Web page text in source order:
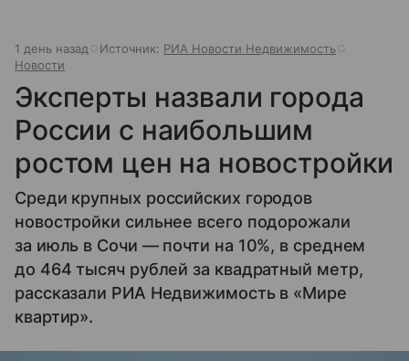
1 день назад Источник: РИА Новости Недвижимость
Новости
Эксперты назвали города
России с наибольшим
ростом цен на новостройки
Среди крупных российских городов
новостройки сильнее всего подорожали
за июль в Сочи — почти на 10%, в среднем
до 464 тысяч рублей за квадратный метр,
рассказали РИА Недвижимость в «Мире
квартир».